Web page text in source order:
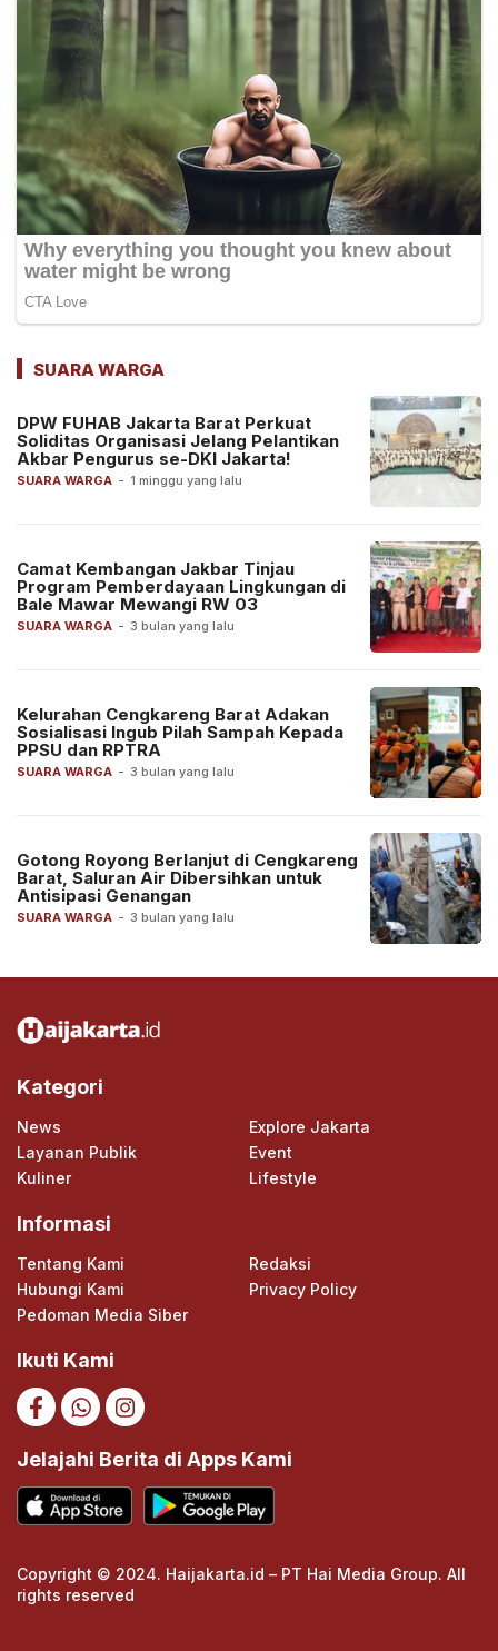
SUARA WARGA
SUARA WARGA - 1 minggu yang lalu
DPW FUHAB Jakarta Barat Perkuat
Soliditas Organisasi Jelang Pelantikan
Akbar Pengurus se-DKI Jakarta!
SUARA WARGA - 3 bulan yang lalu
Camat Kembangan Jakbar Tinjau
Program Pemberdayaan Lingkungan di
Bale Mawar Mewangi RW 03
SUARA WARGA - 3 bulan yang lalu
Kelurahan Cengkareng Barat Adakan
Sosialisasi Ingub Pilah Sampah Kepada
PPSU dan RPTRA
SUARA WARGA - 3 bulan yang lalu
Gotong Royong Berlanjut di Cengkareng
Barat, Saluran Air Dibersihkan untuk
Antisipasi Genangan
Kategori
News
Explore Jakarta
Layanan Publik
Event
Kuliner
Lifestyle
Informasi
Tentang Kami
Redaksi
Hubungi Kami
Privacy Policy
Pedoman Media Siber
Ikuti Kami
Jelajahi Berita di Apps Kami
Copyright © 2024. Haijakarta.id – PT Hai Media Group. All
rights reserved